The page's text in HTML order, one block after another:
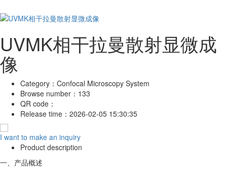
UVMK相干拉曼散射显微成
像
Category： Confocal Microscopy System
Browse number： 133
QR code：
Release time： 2026-02-05 15:30:35
I want to make an inquiry
Product description
一、产品概述